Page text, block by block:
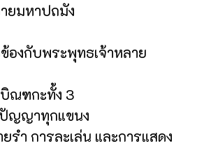
ยมหาปถมัง
องกับพระพุทธเจ้าหลาย
ณฑกะทั้ง 3
ญญาทุกแขนง
รำ การละเล่น และการแสดง